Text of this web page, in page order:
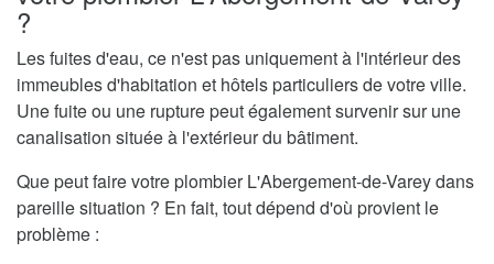
?
Les fuites d'eau, ce n'est pas uniquement à l'intérieur des
immeubles d'habitation et hôtels particuliers de votre ville.
Une fuite ou une rupture peut également survenir sur une
canalisation située à l'extérieur du bâtiment.
Que peut faire votre plombier L'Abergement-de-Varey dans
pareille situation ? En fait, tout dépend d'où provient le
problème :